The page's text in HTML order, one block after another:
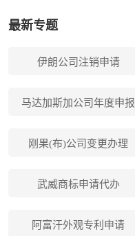
最新专题
伊朗公司注销申请
马达加斯加公司年度申报
刚果(布)公司变更办理
武威商标申请代办
阿富汗外观专利申请